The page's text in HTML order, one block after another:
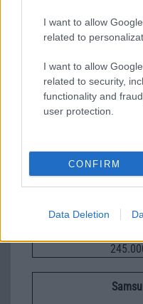
I want to allow
related to
I want to allow
related to security,
functionality and
user protection.
CONFIRM
Data Deletion